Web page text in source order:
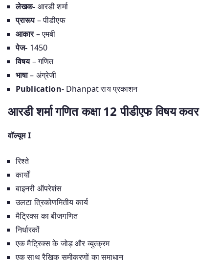
लेखक- आरडी शर्मा
प्रारूप– पीडीएफ
आकार– एमबी
पेज- 1450
विषय– गणित
भाषा– अंग्रेजी
Publication- Dhanpat राय प्रकाशन
आरडी शर्मा गणित कक्षा 12 पीडीएफ विषय कवर
वॉल्यूम I
रिश्ते
कार्यों
बाइनरी ऑपरेशंस
उलटा त्रिकोणमितीय कार्य
मैट्रिक्स का बीजगणित
निर्धारकों
एक मैट्रिक्स के जोड़ और व्युत्क्रम
एक साथ रैखिक समीकरणों का समाधान